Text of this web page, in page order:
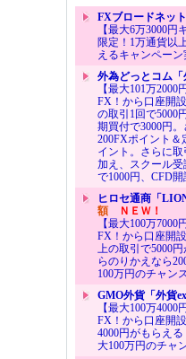
FXブロードネット
【最大6万3000
限定！1万通貨以
えるキャンペーン
外為どっとコム「
【最大101万
FX！から口座開
の取引1回で5000
期買付で3000円
200FXポイント＆
イント。さらに
加え、スクール
で1000円、CFD開
ヒロセ通商「
額ＮＥＷ！
【最大100万
FX！から口座開
上の取引で5000
らのりかえなら
100万円のチャン
GMO外貨「外貨ex
【最大100万
FX！から口座開
4000円がもらえ
大100万円のチャ